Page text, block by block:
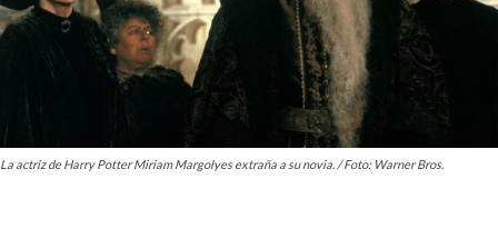
La actriz de Harry Potter Miriam Margolyes extraña a su novia. / Foto: Warner Bros.